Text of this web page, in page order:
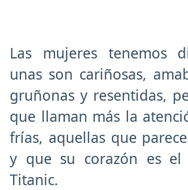
Las mujeres tenemos
unas son cariñosas,
gruñonas y resentidas,
que llaman más la
frías, aquellas que
y que su corazón es
Titanic.